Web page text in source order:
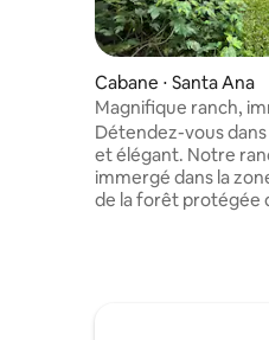
Cabane ⋅ Santa Ana
Magnifique ranch,
protégée.
Détendez-vous
et élégant. Notre
immergé dans la
de la forêt protégée
une construction
nous savons que